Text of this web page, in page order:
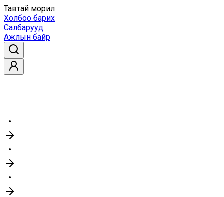
Тавтай морил
Холбоо барих
Салбарууд
Ажлын байр